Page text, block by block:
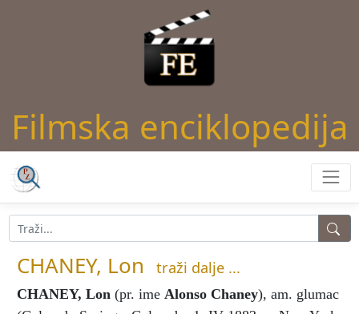
Filmska enciklopedija
CHANEY, Lon traži dalje ...
CHANEY, Lon (pr. ime Alonso Chaney), am. glumac